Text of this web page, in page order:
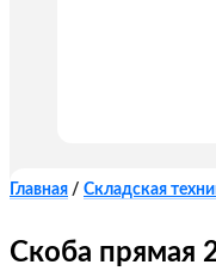
Главная / Складская
Скоба прямая